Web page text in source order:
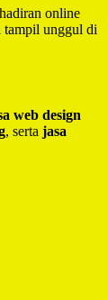
online
tampil unggul di
web design
, serta jasa